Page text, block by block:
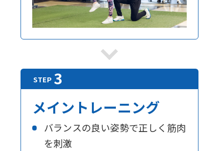
メイントレーニング
バランスの良い姿勢で正しく筋肉
を刺激